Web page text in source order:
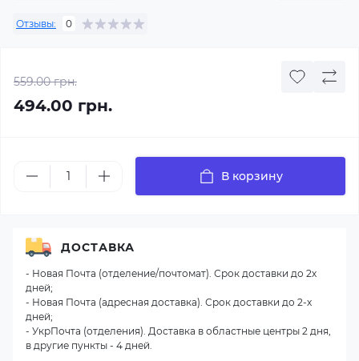
Отзывы: 0
559.00 грн.
494.00 грн.
В корзину
ДОСТАВКА
- Новая Почта (отделение/почтомат). Срок доставки до 2х
дней;
- Новая Почта (адресная доставка). Срок доставки до 2-х
дней;
- УкрПочта (отделения). Доставка в областные центры 2 дня,
в другие пункты - 4 дней.